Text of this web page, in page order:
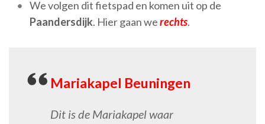
We volgen dit fietspad en komen uit op de
Paandersdijk. Hier gaan werechts.
Mariakapel Beuningen
Dit is de Mariakapel waar